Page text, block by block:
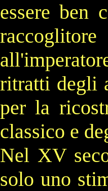
essere ben
ritratti degli
per la
classico e
Nel XV
solo uno